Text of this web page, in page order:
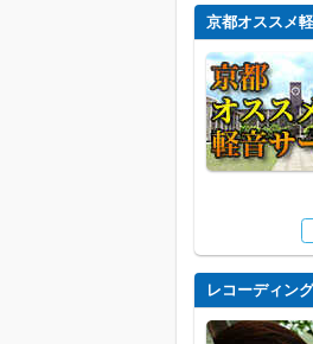
京都オススメ
レコーディン